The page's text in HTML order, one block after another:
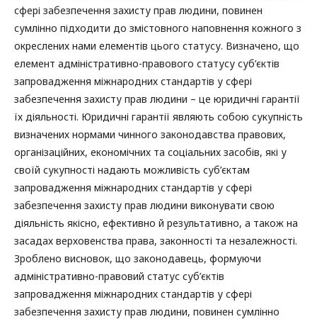
сфері забезпечення захисту прав людини, повинен
сумлінно підходити до змістовного наповнення кожного з
окреслених нами елементів цього статусу. Визначено, що
елемент адміністративно-правового статусу суб’єктів
запровадження міжнародних стандартів у сфері
забезпечення захисту прав людини – це юридичні гарантії
їх діяльності. Юридичні гарантії являють собою сукупність
визначених нормами чинного законодавства правових,
організаційних, економічних та соціальних засобів, які у
своїй сукупності надають можливість суб’єктам
запровадження міжнародних стандартів у сфері
забезпечення захисту прав людини виконувати свою
діяльність якісно, ефективно й результативно, а також на
засадах верховенства права, законності та незалежності.
Зроблено висновок, що законодавець, формуючи
адміністративно-правовий статус суб’єктів
запровадження міжнародних стандартів у сфері
забезпечення захисту прав людини, повинен сумлінно